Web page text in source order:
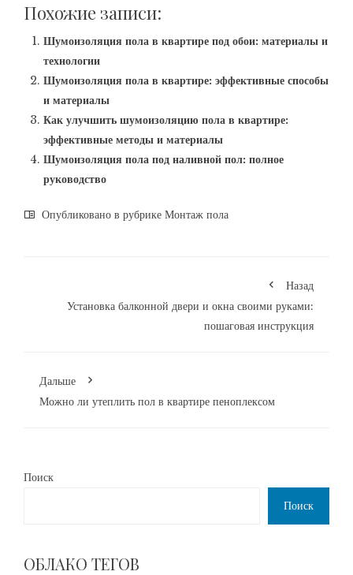
Похожие записи:
Шумоизоляция пола в квартире под обои: материалы и
технологии
Шумоизоляция пола в квартире: эффективные способы
и материалы
Как улучшить шумоизоляцию пола в квартире:
эффективные методы и материалы
Шумоизоляция пола под наливной пол: полное
руководство
Опубликовано в рубрике Монтаж пола
Назад
Установка балконной двери и окна своими руками:
пошаговая инструкция
Дальше
Можно ли утеплить пол в квартире пеноплексом
Поиск
Поиск
ОБЛАКО ТЕГОВ